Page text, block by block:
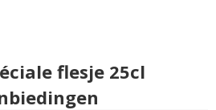
flesje 25cl